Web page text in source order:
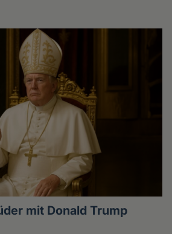
mit Donald Trump